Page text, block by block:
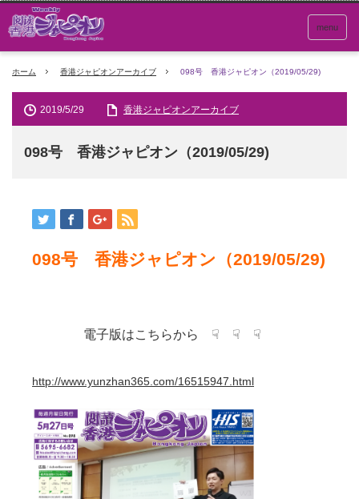
menu
ホーム 香港ジャピオンアーカイブ 098号 香港ジャピオン（2019/05/29)
2019/5/29 香港ジャピオンアーカイブ
098号 香港ジャピオン（2019/05/29)
098号 香港ジャピオン（2019/05/29)
電子版はこちらから ☟ ☟ ☟
http://www.yunzhan365.com/16515947.html